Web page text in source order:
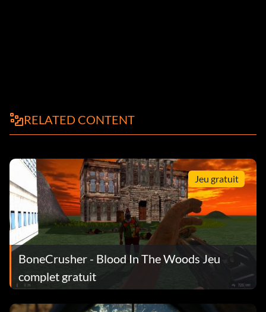
RELATED CONTENT
Jeu gratuit
BoneCrusher - Blood In The Woods Jeu
complet gratuit